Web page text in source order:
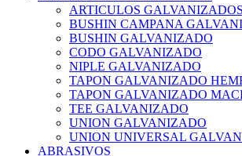
ARTICULOS GALVANIZADOS
BUSHIN CAMPANA
BUSHIN GALVANIZADO
CODO GALVANIZADO
NIPLE GALVANIZADO
TAPON GALVANIZADO
TAPON GALVANIZADO
TEE GALVANIZADO
UNION GALVANIZADO
UNION UNIVERSAL
ABRASIVOS